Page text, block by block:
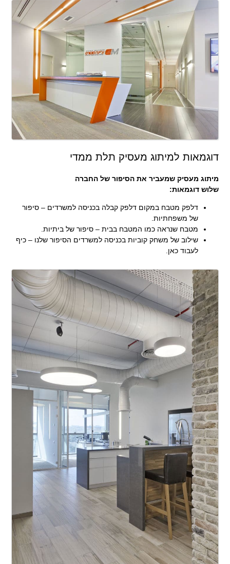
דוגמאות למיתוג מעסיק תלת ממדי
מיתוג מעסיק שמעביר את הסיפור של החברה
שלוש דוגמאות:
דלפק מטבח במקום דלפק קבלה בכניסה למשרדים – סיפור
של משפחתיות.
מטבח שנראה כמו המטבח בבית – סיפור של ביתיות.
שילוב של משחק קוביות בכניסה למשרדים הסיפור שלנו – כיף
לעבוד כאן.